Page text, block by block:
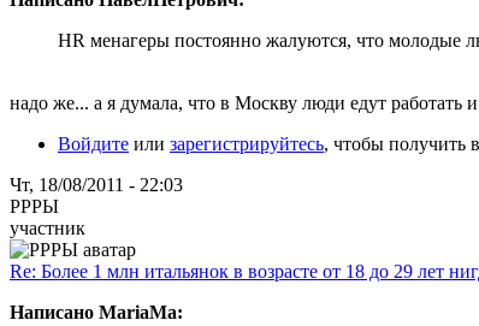
HR менагеры постоянно жалуются, что молодые
надо же... а я думала, что в Москву люди едут работать
Войдите или зарегистрируйтесь, чтобы получить
Чт, 18/08/2011 - 22:03
РРРЫ
участник
Re: Более 1 млн итальянок в возрасте от 18 до 29 лет
Написано MariaMa: